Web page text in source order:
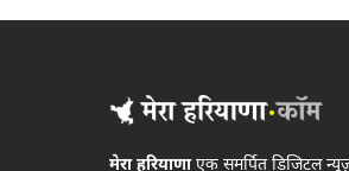
मेरा हरियाणाएक समर्पित डिजिटल